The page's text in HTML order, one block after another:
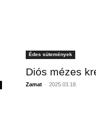
Édes sütemények
Diós mézes
Zamat - 2025.03.18.